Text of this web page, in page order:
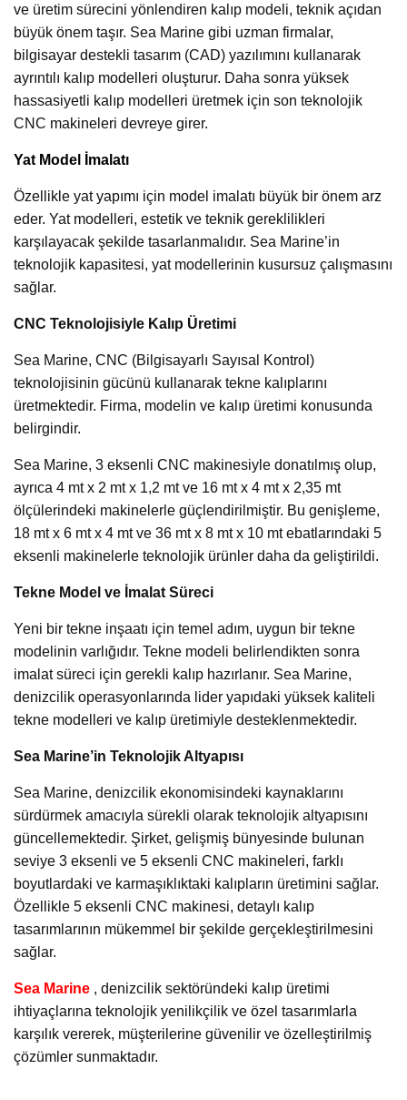
ve üretim sürecini yönlendiren kalıp modeli, teknik açıdan
büyük önem taşır. Sea Marine gibi uzman firmalar,
bilgisayar destekli tasarım (CAD) yazılımını kullanarak
ayrıntılı kalıp modelleri oluşturur. Daha sonra yüksek
hassasiyetli kalıp modelleri üretmek için son teknolojik
CNC makineleri devreye girer.
Yat Model İmalatı
Özellikle yat yapımı için model imalatı büyük bir önem arz
eder. Yat modelleri, estetik ve teknik gereklilikleri
karşılayacak şekilde tasarlanmalıdır. Sea Marine’in
teknolojik kapasitesi, yat modellerinin kusursuz çalışmasını
sağlar.
CNC Teknolojisiyle Kalıp Üretimi
Sea Marine, CNC (Bilgisayarlı Sayısal Kontrol)
teknolojisinin gücünü kullanarak tekne kalıplarını
üretmektedir. Firma, modelin ve kalıp üretimi konusunda
belirgindir.
Sea Marine, 3 eksenli CNC makinesiyle donatılmış olup,
ayrıca 4 mt x 2 mt x 1,2 mt ve 16 mt x 4 mt x 2,35 mt
ölçülerindeki makinelerle güçlendirilmiştir. Bu genişleme,
18 mt x 6 mt x 4 mt ve 36 mt x 8 mt x 10 mt ebatlarındaki 5
eksenli makinelerle teknolojik ürünler daha da geliştirildi.
Tekne Model ve İmalat Süreci
Yeni bir tekne inşaatı için temel adım, uygun bir tekne
modelinin varlığıdır. Tekne modeli belirlendikten sonra
imalat süreci için gerekli kalıp hazırlanır. Sea Marine,
denizcilik operasyonlarında lider yapıdaki yüksek kaliteli
tekne modelleri ve kalıp üretimiyle desteklenmektedir.
Sea Marine’in Teknolojik Altyapısı
Sea Marine, denizcilik ekonomisindeki kaynaklarını
sürdürmek amacıyla sürekli olarak teknolojik altyapısını
güncellemektedir. Şirket, gelişmiş bünyesinde bulunan
seviye 3 eksenli ve 5 eksenli CNC makineleri, farklı
boyutlardaki ve karmaşıklıktaki kalıpların üretimini sağlar.
Özellikle 5 eksenli CNC makinesi, detaylı kalıp
tasarımlarının mükemmel bir şekilde gerçekleştirilmesini
sağlar.
Sea Marine , denizcilik sektöründeki kalıp üretimi
ihtiyaçlarına teknolojik yenilikçilik ve özel tasarımlarla
karşılık vererek, müşterilerine güvenilir ve özelleştirilmiş
çözümler sunmaktadır.